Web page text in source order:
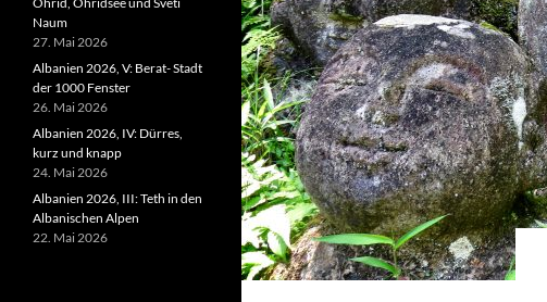
Naum
27. Mai 2026
Albanien 2026, V: Berat- Stadt
der 1000 Fenster
26. Mai 2026
Albanien 2026, IV: Dürres,
kurz und knapp
24. Mai 2026
Albanien 2026, III: Teth in den
Albanischen Alpen
22. Mai 2026